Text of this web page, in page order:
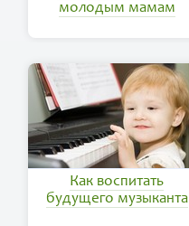
молодым мамам
Как воспитать
будущего музыканта